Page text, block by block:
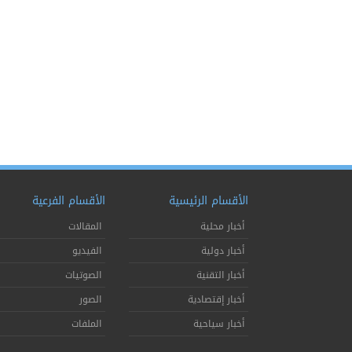
الأقسام الرئيسية
أخبار محلية
أخبار دولية
أخبار التقنية
أخبار إقتصادية
أخبار سياحية
الأقسام الفرعية
المقالات
الفيديو
الصوتيات
الصور
الملفات